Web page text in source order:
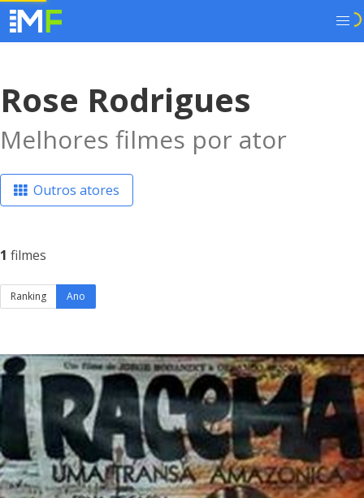
Rose Rodrigues
Melhores filmes por ator
Outros atores
1 filmes
Ranking Ano